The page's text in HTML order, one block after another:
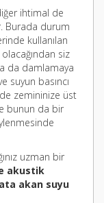
ihtimal de
Burada durum
kullanılan
siz
da damlamaya
suyun basıncı
zemininize üst
bunun da bir
uzman bir
akustik
akan suyu